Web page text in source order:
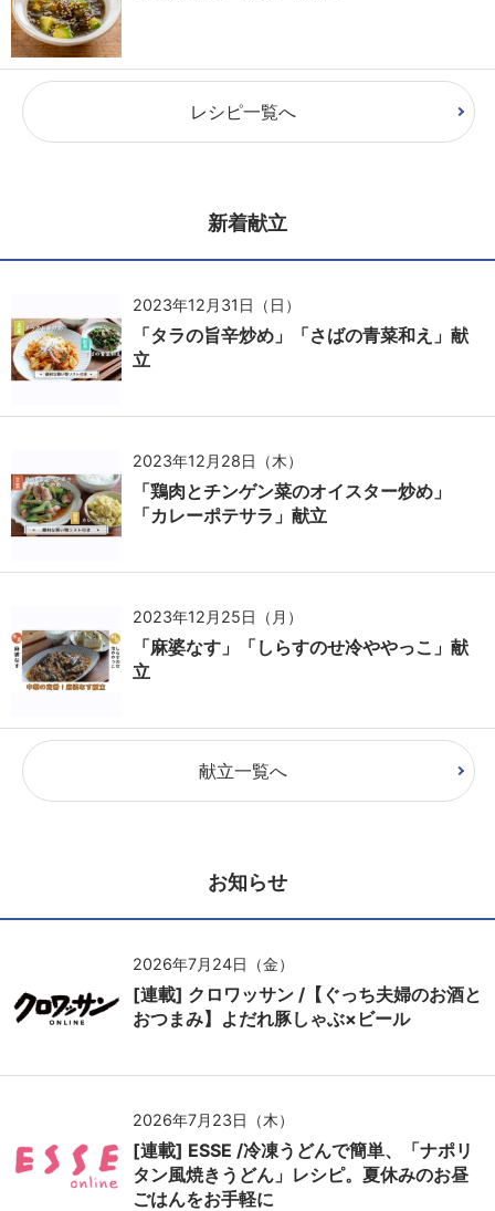
レシピ一覧へ
新着献立
2023年12月31日（日）
「タラの旨辛炒め」「さばの青菜和え」献
立
2023年12月28日（木）
「鶏肉とチンゲン菜のオイスター炒め」
「カレーポテサラ」献立
2023年12月25日（月）
「麻婆なす」「しらすのせ冷ややっこ」献
立
献立一覧へ
お知らせ
2026年7月24日（金）
[連載] クロワッサン /【ぐっち夫婦のお酒と
おつまみ】よだれ豚しゃぶ×ビール
2026年7月23日（木）
[連載] ESSE /冷凍うどんで簡単、「ナポリ
タン風焼きうどん」レシピ。夏休みのお昼
ごはんをお手軽に